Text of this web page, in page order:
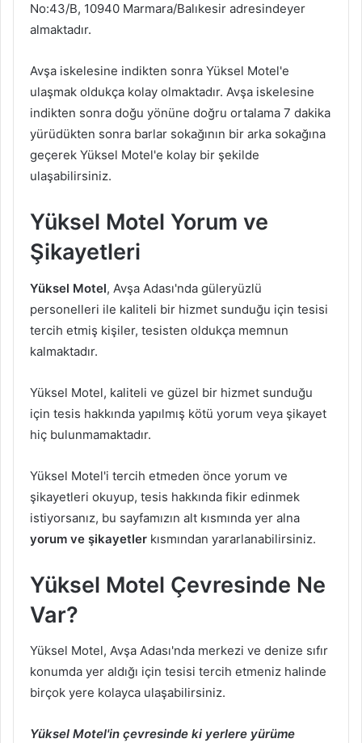
No:43/B, 10940 Marmara/Balıkesir adresindeyer
almaktadır.
Avşa iskelesine indikten sonra Yüksel Motel'e
ulaşmak oldukça kolay olmaktadır. Avşa iskelesine
indikten sonra doğu yönüne doğru ortalama 7 dakika
yürüdükten sonra barlar sokağının bir arka sokağına
geçerek Yüksel Motel'e kolay bir şekilde
ulaşabilirsiniz.
Yüksel Motel Yorum ve
Şikayetleri
Yüksel Motel, Avşa Adası'nda güleryüzlü
personelleri ile kaliteli bir hizmet sunduğu için tesisi
tercih etmiş kişiler, tesisten oldukça memnun
kalmaktadır.
Yüksel Motel, kaliteli ve güzel bir hizmet sunduğu
için tesis hakkında yapılmış kötü yorum veya şikayet
hiç bulunmamaktadır.
Yüksel Motel'i tercih etmeden önce yorum ve
şikayetleri okuyup, tesis hakkında fikir edinmek
istiyorsanız, bu sayfamızın alt kısmında yer alna
yorum ve şikayetler kısmından yararlanabilirsiniz.
Yüksel Motel Çevresinde Ne
Var?
Yüksel Motel, Avşa Adası'nda merkezi ve denize sıfır
konumda yer aldığı için tesisi tercih etmeniz halinde
birçok yere kolayca ulaşabilirsiniz.
Yüksel Motel'in çevresinde ki yerlere yürüme